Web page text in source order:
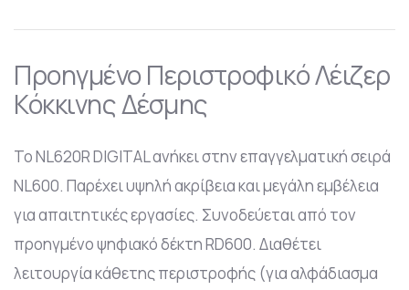
Προηγμένο Περιστροφικό Λέιζερ
Κόκκινης Δέσμης
Το NL620R DIGITAL ανήκει στην επαγγελματική σειρά
NL600. Παρέχει υψηλή ακρίβεια και μεγάλη εμβέλεια
για απαιτητικές εργασίες. Συνοδεύεται από τον
προηγμένο ψηφιακό δέκτη RD600. Διαθέτει
λειτουργία κάθετης περιστροφής (για αλφάδιασμα